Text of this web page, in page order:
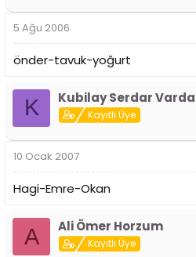
5 Ağu 2006
önder-tavuk-yoğurt
K Kubilay Serdar
Kayıtlı Üye
10 Ocak 2007
Hagi-Emre-Okan
A Ali Ömer Horzum
Kayıtlı Üye